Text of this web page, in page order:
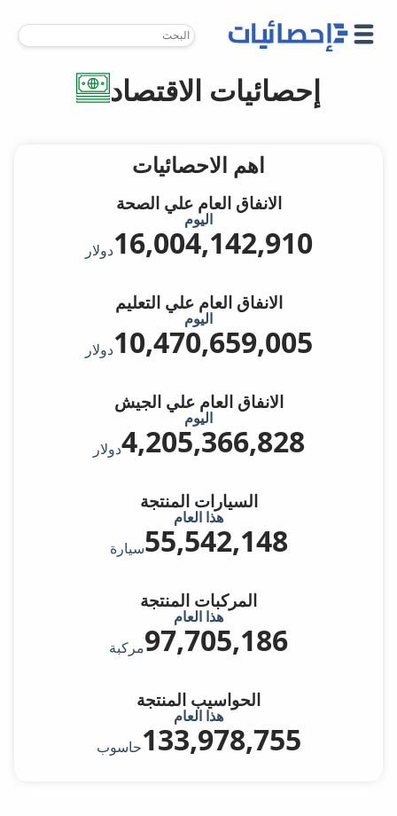
إحصائيات الاقتصاد
اهم الاحصائيات
الانفاق العام علي الصحة
اليوم
16,004,227,663دولار
الانفاق العام علي التعليم
اليوم
10,470,714,454دولار
الانفاق العام علي الجيش
اليوم
4,205,389,098دولار
السيارات المنتجة
هذا العام
55,542,150سيارة
المركبات المنتجة
هذا العام
97,705,189مركبة
الحواسيب المنتجة
هذا العام
133,978,758حاسوب